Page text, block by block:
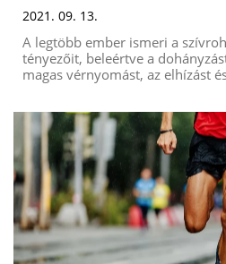
2021. 09. 13.
A legtöbb ember ismeri a
tényezőit, beleértve a
magas vérnyomást, az elhízást